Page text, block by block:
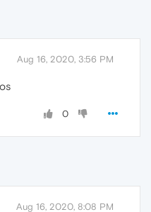
Aug 16, 2020, 3:56 PM
0
Aug 16, 2020, 8:08 PM